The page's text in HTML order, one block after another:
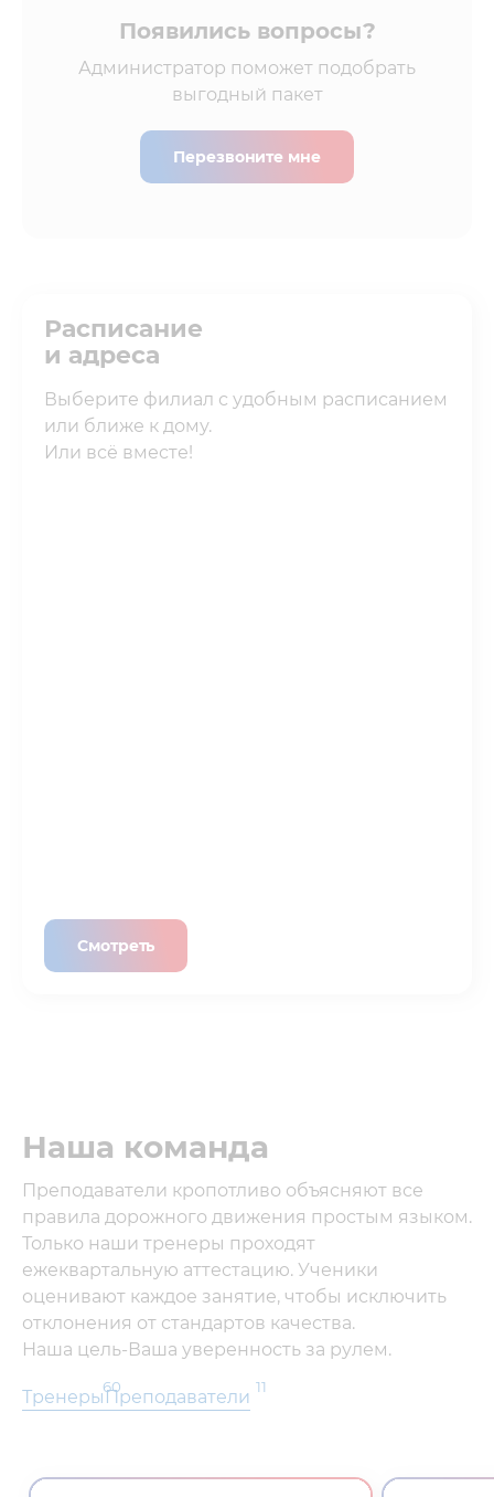
Появились вопросы?
Администратор поможет подобрать
выгодный пакет
Перезвоните мне
Расписание
и адреса
Выберите филиал с удобным расписанием
или ближе к дому.
Или всё вместе!
Смотреть
Наша команда
Преподаватели кропотливо объясняют все
правила дорожного движения простым языком.
Только наши тренеры проходят
ежеквартальную аттестацию. Ученики
оценивают каждое занятие, чтобы исключить
отклонения от стандартов качества.
Наша цель-Ваша уверенность за рулем.
Тренеры60
Преподаватели 11